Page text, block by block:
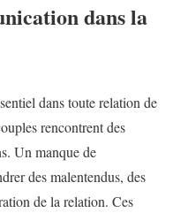
dans la
dans toute relation de
rencontrent des
Un manque de
des malentendus, des
de la relation. Ces